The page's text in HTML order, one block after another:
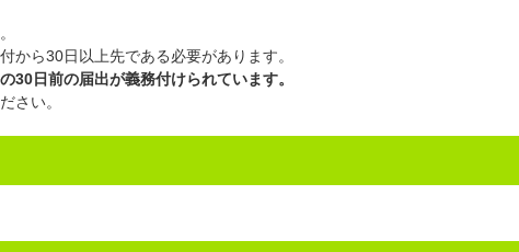
から30日以上先である必要があります。
30日前の届出が義務付けられています。
さい。